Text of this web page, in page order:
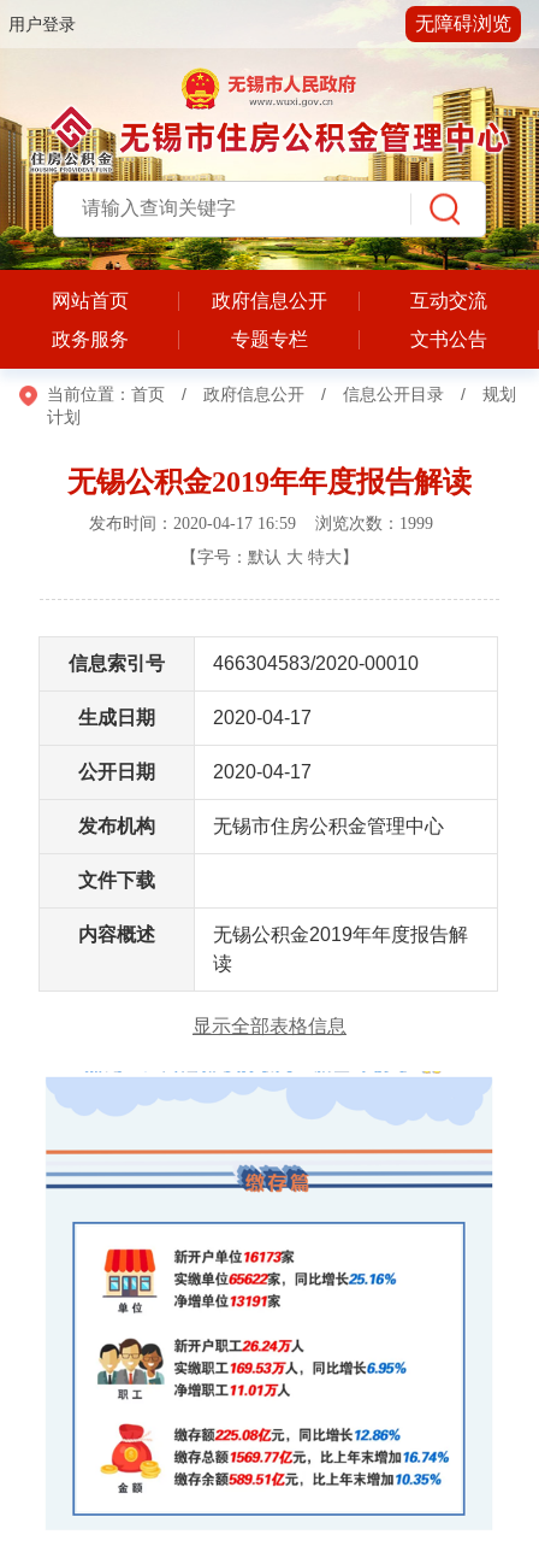
用户登录 无障碍浏览
网站首页 政府信息公开
互动交流
政务服务
专题专栏 文书公告
当前位置： 首页 / 政府信息公开 / 信息公开目录 /
规划
计划
无锡公积金2019年年度报告解读
发布时间：2020-04-17 16:59 浏览次数： 1999
【字号： 默认 大 特大 】
信息索引号 466304583/2020-00010
生成日期 2020-04-17
公开日期 2020-04-17
发布机构 无锡市住房公积金管理中心
文件下载
内容概述
无锡公积金2019年年度报告解
读
显示全部表格信息